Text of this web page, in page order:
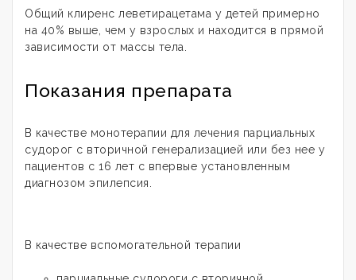
Общий клиренс леветирацетама у детей примерно
на 40% выше, чем у взрослых и находится в прямой
зависимости от массы тела.
Показания препарата
В качестве монотерапии для лечения парциальных
судорог с вторичной генерализацией или без нее у
пациентов с 16 лет с впервые установленным
диагнозом эпилепсия.
В качестве вспомогательной терапии